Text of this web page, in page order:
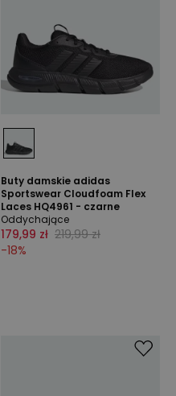
Buty damskie adidas
Sportswear Cloudfoam Flex
Laces HQ4961 - czarne
Oddychające
179,99 zł 219,99 zł
-18%